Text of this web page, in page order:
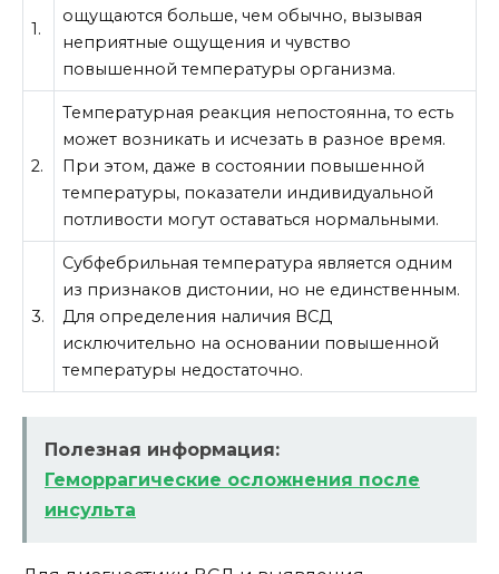
1.
ощущаются больше, чем обычно, вызывая
неприятные ощущения и чувство
повышенной температуры организма.
2.
Температурная реакция непостоянна, то есть
может возникать и исчезать в разное время.
При этом, даже в состоянии повышенной
температуры, показатели индивидуальной
потливости могут оставаться нормальными.
3.
Субфебрильная температура является одним
из признаков дистонии, но не единственным.
Для определения наличия ВСД
исключительно на основании повышенной
температуры недостаточно.
Полезная информация:
Геморрагические осложнения после
инсульта